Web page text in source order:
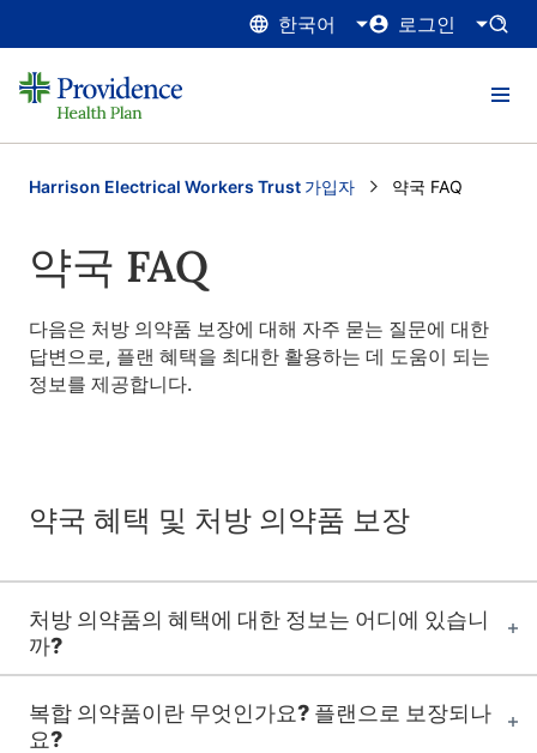
한국어 로그인
Harrison Electrical Workers Trust 가입자 Current:
약국 FAQ
약국 FAQ
다음은 처방 의약품 보장에 대해 자주 묻는 질문에 대한
답변으로, 플랜 혜택을 최대한 활용하는 데 도움이 되는
정보를 제공합니다.
약국 혜택 및 처방 의약품 보장
처방 의약품의 혜택에 대한 정보는 어디에 있습니
까?
복합 의약품이란 무엇인가요? 플랜으로 보장되나
요?